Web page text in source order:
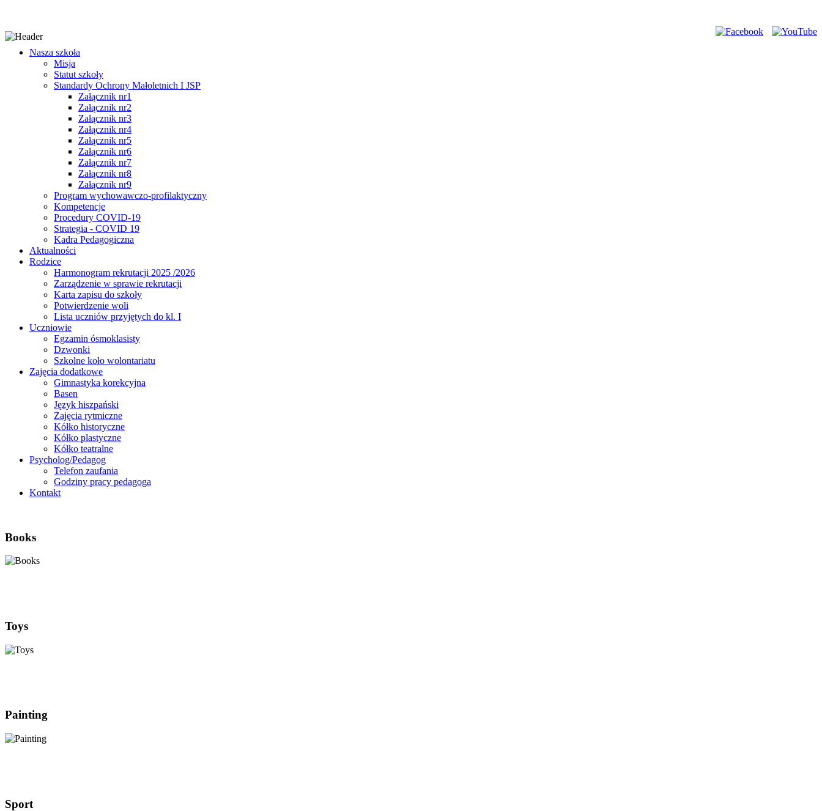
Nasza szkoła
Misja
Statut szkoły
Standardy Ochrony Małoletnich I JSP
Załącznik nr1
Załącznik nr2
Załącznik nr3
Załącznik nr4
Załącznik nr5
Załącznik nr6
Załącznik nr7
Załącznik nr8
Załącznik nr9
Program wychowawczo-profilaktyczny
Kompetencje
Procedury COVID-19
Strategia - COVID 19
Kadra Pedagogiczna
Aktualności
Rodzice
Harmonogram rekrutacji 2025 /2026
Zarządzenie w sprawie rekrutacji
Karta zapisu do szkoły
Potwierdzenie woli
Lista uczniów przyjętych do kl. I
Uczniowie
Egzamin ósmoklasisty
Dzwonki
Szkolne koło wolontariatu
Zajęcia dodatkowe
Gimnastyka korekcyjna
Basen
Język hiszpański
Zajęcia rytmiczne
Kółko historyczne
Kółko plastyczne
Kółko teatralne
Psycholog/Pedagog
Telefon zaufania
Godziny pracy pedagoga
Kontakt
Books
Toys
Painting
Sport